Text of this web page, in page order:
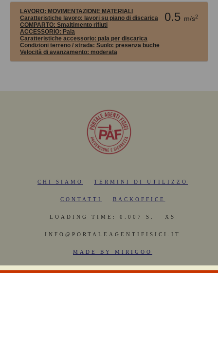
0.5 m/s2
LAVORO: MOVIMENTAZIONE MATERIALI
Caratteristiche lavoro: lavori su piano di discarica
COMPARTO: Smaltimento rifiuti
ACCESSORIO: Pala
Caratteristiche accessorio: pala per discarica
Condizioni terreno / strada: Suolo: presenza buche
Velocità di avanzamento: moderata
CHI SIAMO TERMINI DI UTILIZZO
CONTATTI BACKOFFICE
LOADING TIME: 0.007 S. XS
INFO@PORTALEAGENTIFISICI.IT
MADE BY MIRIGOO